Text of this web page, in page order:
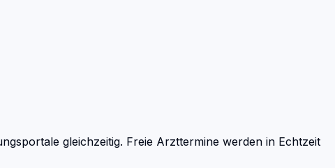
gleichzeitig. Freie Arzttermine werden in Echtzeit